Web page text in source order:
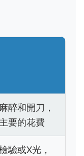
醉和開刀，
要的花費
驗或X光，